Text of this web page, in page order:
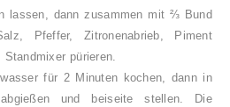
lassen, dann zusammen mit ⅔ Bund
Pfeffer, Zitronenabrieb, Piment
pürieren.
für 2 Minuten kochen, dann in
abgießen und beiseite stellen.
Die